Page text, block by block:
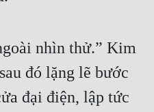
nhìn thử.” Kim
đó lặng lẽ bước
đại điện, lập tức